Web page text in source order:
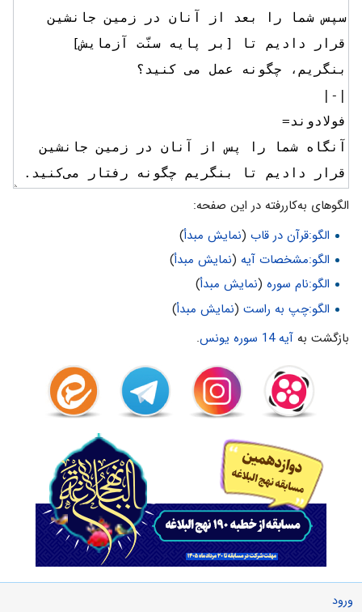
الگوهای به‌کاررفته در این صفحه:
الگو:قرآن در قاب(نمایش مبدأ)
الگو:مشخصات آیه(نمایش مبدأ)
الگو:نام سوره(نمایش مبدأ)
الگو:چپ به راست(نمایش مبدأ)
بازگشت به آیه 14 سوره یونس .
ورود